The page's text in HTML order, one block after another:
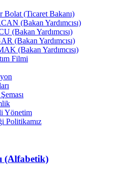
Bolat (Ticaret Bakanı)
(Bakan Yardımcısı)
(Bakan Yardımcısı)
(Bakan Yardımcısı)
(Bakan Yardımcısı)
Filmi
Yönetim
Politikamız
(Alfabetik)